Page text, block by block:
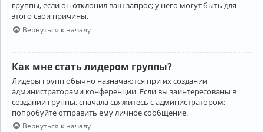
группы, если он отклонил ваш запрос; у него могут быть для
этого свои причины.
Вернуться к началу
Как мне стать лидером группы?
Лидеры групп обычно назначаются при их создании
администраторами конференции. Если вы заинтересованы в
создании группы, сначала свяжитесь с администратором;
попробуйте отправить ему личное сообщение.
Вернуться к началу